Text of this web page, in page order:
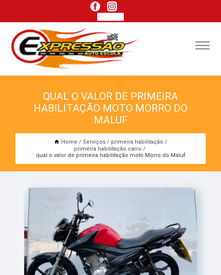
QUAL O VALOR DE PRIMEIRA
HABILITAÇÃO MOTO MORRO DO
MALUF
Home Serviços
primeira habilitação
primeira habilitação carro
qual o valor de primeira habilitação moto Morro do Maluf